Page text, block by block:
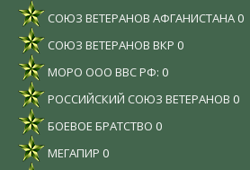
СОЮЗ ВЕТЕРАНОВ АФГАНИСТАНА 0
СОЮЗ ВЕТЕРАНОВ ВКР 0
МОРО ООО ВВС РФ: 0
РОССИЙСКИЙ СОЮЗ ВЕТЕРАНОВ 0
БОЕВОЕ БРАТСТВО 0
МЕГАПИР 0